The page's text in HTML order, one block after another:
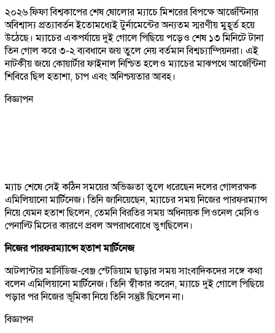
২০২৬ ফিফা বিশ্বকাপের শেষ ষোলোর ম্যাচে মিশরের বিপক্ষে আর্জেন্টিনার
অবিশ্বাস্য প্রত্যাবর্তন ইতোমধ্যেই টুর্নামেন্টের অন্যতম স্মরণীয় মুহূর্ত হয়ে
উঠেছে। ম্যাচের একপর্যায়ে দুই গোলে পিছিয়ে পড়েও শেষ ১৩ মিনিটে টানা
তিন গোল করে ৩-২ ব্যবধানে জয় তুলে নেয় বর্তমান বিশ্বচ্যাম্পিয়নরা। এই
নাটকীয় জয়ে কোয়ার্টার ফাইনাল নিশ্চিত হলেও ম্যাচের মাঝপথে আর্জেন্টিনা
শিবিরে ছিল হতাশা, চাপ এবং অনিশ্চয়তার আবহ।
বিজ্ঞাপন
ম্যাচ শেষে সেই কঠিন সময়ের অভিজ্ঞতা তুলে ধরেছেন দলের গোলরক্ষক
এমিলিয়ানো মার্টিনেজ। তিনি জানিয়েছেন, ম্যাচের সময় নিজের পারফরম্যান্স
নিয়ে যেমন হতাশ ছিলেন, তেমনি বিরতির সময় অধিনায়ক লিওনেল মেসিও
পেনাল্টি মিসের কারণে প্রবল অপরাধবোধে ভুগছিলেন।
নিজের পারফরম্যান্সে হতাশ মার্টিনেজ
আটলান্টার মার্সিডিজ-বেঞ্জ স্টেডিয়াম ছাড়ার সময় সাংবাদিকদের সঙ্গে কথা
বলেন এমিলিয়ানো মার্টিনেজ। তিনি স্বীকার করেন, ম্যাচে দুই গোলে পিছিয়ে
পড়ার পর নিজের ভূমিকা নিয়ে তিনি সন্তুষ্ট ছিলেন না।
বিজ্ঞাপন